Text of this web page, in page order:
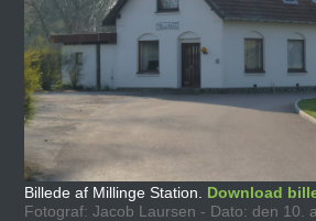
Billede af Millinge Station. Download
Fotograf: Jacob Laursen - Dato: den 10.